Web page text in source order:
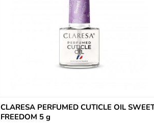
CLARESA PERFUMED CUTICLE OIL
FREEDOM 5 g